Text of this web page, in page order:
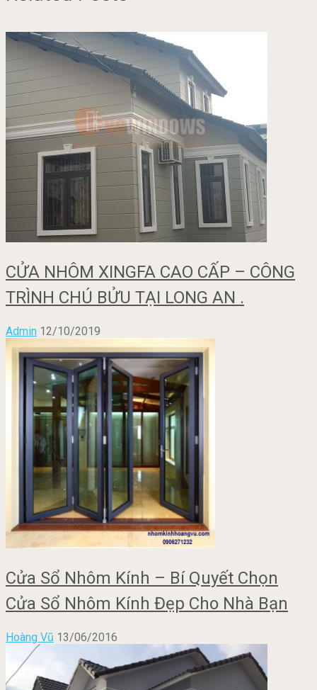
CỬA NHÔM XINGFA CAO CẤP – CÔNG
TRÌNH CHÚ BỬU TẠI LONG AN .
Admin 12/10/2019
Cửa Sổ Nhôm Kính – Bí Quyết Chọn
Cửa Sổ Nhôm Kính Đẹp Cho Nhà Bạn
Hoàng Vũ 13/06/2016